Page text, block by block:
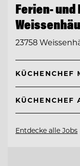
Ferien-
23758
KÜCHENCHEF
Entdecke alle Jobs